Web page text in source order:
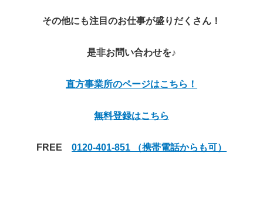
その他にも注目のお仕事が盛りだくさん！
是非お問い合わせを♪
直方事業所のページはこちら！
無料登録はこちら
FREE 0120-401-851 （携帯電話からも可）